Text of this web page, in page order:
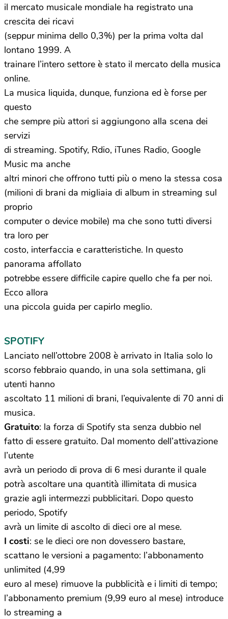
il mercato musicale mondiale ha registrato una
crescita dei ricavi
(seppur minima dello 0,3%) per la prima volta dal
lontano 1999. A
trainare l’intero settore è stato il mercato della musica
online.
La musica liquida, dunque, funziona ed è forse per
questo
che sempre più attori si aggiungono alla scena dei
servizi
di streaming. Spotify, Rdio, iTunes Radio, Google
Music ma anche
altri minori che offrono tutti più o meno la stessa cosa
(milioni di brani da migliaia di album in streaming sul
proprio
computer o device mobile) ma che sono tutti diversi
tra loro per
costo, interfaccia e caratteristiche. In questo
panorama affollato
potrebbe essere difficile capire quello che fa per noi.
Ecco allora
una piccola guida per capirlo meglio.
SPOTIFY
Lanciato nell’ottobre 2008 è arrivato in Italia solo lo
scorso febbraio quando, in una sola settimana, gli
utenti hanno
ascoltato 11 milioni di brani, l’equivalente di 70 anni di
musica.
Gratuito: la forza di Spotify sta senza dubbio nel
fatto di essere gratuito. Dal momento dell’attivazione
l’utente
avrà un periodo di prova di 6 mesi durante il quale
potrà ascoltare una quantità illimitata di musica
grazie agli intermezzi pubblicitari. Dopo questo
periodo, Spotify
avrà un limite di ascolto di dieci ore al mese.
I costi: se le dieci ore non dovessero bastare,
scattano le versioni a pagamento: l’abbonamento
unlimited (4,99
euro al mese) rimuove la pubblicità e i limiti di tempo;
l’abbonamento premium (9,99 euro al mese) introduce
lo streaming a